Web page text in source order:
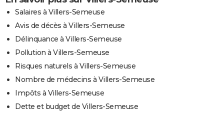
Salaires à Villers-Semeuse
Avis de décès à Villers-Semeuse
Délinquance à Villers-Semeuse
Pollution à Villers-Semeuse
Risques naturels à Villers-Semeuse
Nombre de médecins à Villers-Semeuse
Impôts à Villers-Semeuse
Dette et budget de Villers-Semeuse